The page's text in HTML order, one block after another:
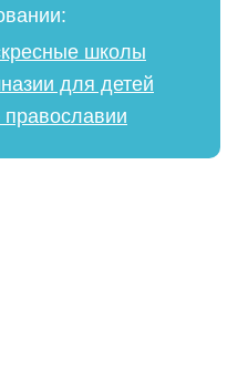
школы
для детей
православии